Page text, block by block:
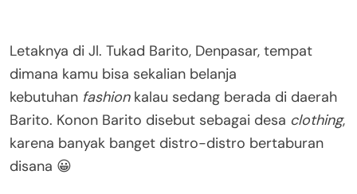
Letaknya di Jl. Tukad Barito, Denpasar, tempat
dimana kamu bisa sekalian belanja
kebutuhan fashionkalau sedang berada di daerah
Barito. Konon Barito disebut sebagai desa clothing,
karena banyak banget distro-distro bertaburan
disana 😀